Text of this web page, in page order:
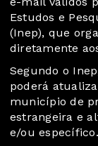
Estudos e
(Inep), que
diretamente
Segundo o
poderá
município de
estrangeira e
e/ou específico.